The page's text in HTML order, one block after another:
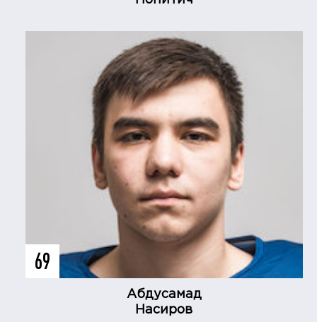
69
Абдусамад
Насиров